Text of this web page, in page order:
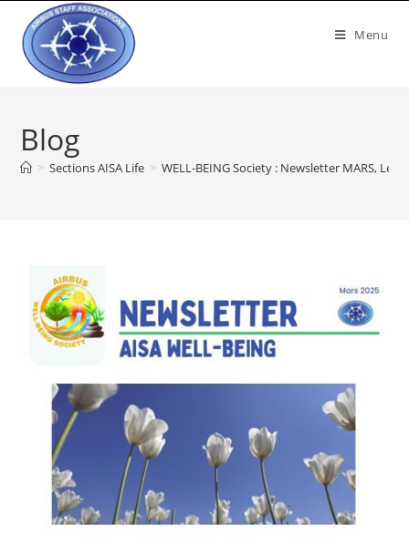
Menu
Blog
> Sections AISA Life > WELL-BEING Society : Newsletter MARS, Le